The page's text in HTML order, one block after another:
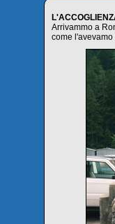
Arrivammo a
come